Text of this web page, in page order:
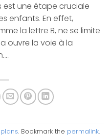
est une étape cruciale
enfants. En effet,
la lettre B, ne se limite
ouvre la voie à la
. Bookmark the permalink.